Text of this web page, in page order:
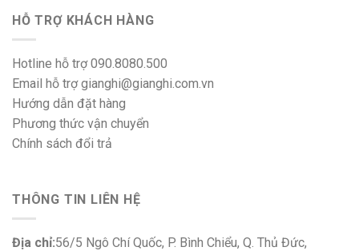
HỖ TRỢ KHÁCH HÀNG
Hotline hỗ trợ 090.8080.500
Email hỗ trợ gianghi@gianghi.com.vn
Hướng dẫn đặt hàng
Phương thức vận chuyển
Chính sách đổi trả
THÔNG TIN LIÊN HỆ
Địa chỉ:56/5 Ngô Chí Quốc, P. Bình Chiểu, Q. Thủ Đức,